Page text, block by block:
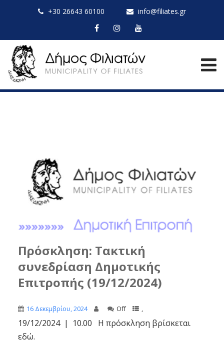
+30 26643 60100 info@filiates.gr
Πρόσκληση: Τακτική
συνεδρίαση Δημοτικής
Επιτροπής (19/12/2024)
16 Δεκεμβρίου, 2024 Off ,
19/12/2024 | 10.00 Η πρόσκληση βρίσκεται
εδώ.